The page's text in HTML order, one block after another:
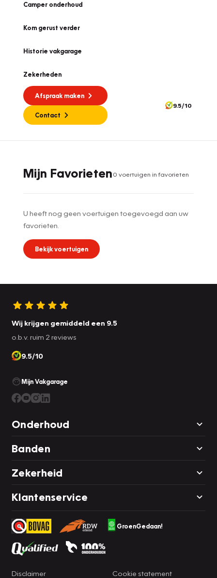
Camper onderhoud
Kom gerust verder
Historie vakgarage
Zekerheden
Afspraak maken
Contact
9.5/10
Mijn Favorieten0 voertuigen in favorieten
U heeft nog geen voertuigen toegevoegd aan uw
favorieten.
Bekijk voertuigen
Wij krijgen gemiddeld een 9.5
o.b.v. ruim 2 reviews
9.5/10
Mijn Vakgarage
Onderhoud
Banden
Zekerheid
Klantenservice
GroenGedaan!
Disclaimer Cookie statement